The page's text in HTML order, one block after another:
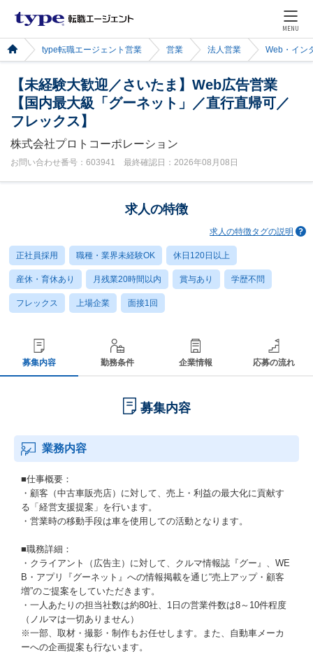
MENU
type転職エージェント営業 営業 法人営業 Web・イン
【未経験大歓迎／さいたま】Web広告営業
【国内最大級「グーネット」／直行直帰可／
フレックス】
株式会社プロトコーポレーション
お問い合わせ番号：603941 最終確認日：2026年08月08日
求人の特徴
求人の特徴タグの説明
正社員採用 職種・業界未経験OK 休日120日以上
産休・育休あり 月残業20時間以内 賞与あり 学歴不問
フレックス 上場企業 面接1回
募集内容 勤務条件 企業情報 応募の流れ
募集内容
業務内容
■仕事概要：
・顧客（中古車販売店）に対して、売上・利益の最大化に貢献す
る「経営支援提案」を行います。
・営業時の移動手段は車を使用しての活動となります。
■職務詳細：
・クライアント（広告主）に対して、クルマ情報誌『グー』、WE
B・アプリ『グーネット』への情報掲載を通じ“売上アップ・顧客
増”のご提案をしていただきます。
・一人あたりの担当社数は約80社、1日の営業件数は8～10件程度
（ノルマは一切ありません）
※一部、取材・撮影・制作もお任せします。また、自動車メーカ
ーへの企画提案も行ないます。